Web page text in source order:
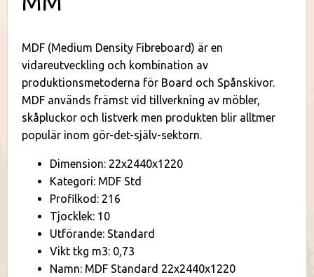
MDF (Medium Density Fibreboard) är en
vidareutveckling och kombination av
produktionsmetoderna för Board och Spånskivor.
MDF används främst vid tillverkning av möbler,
skåpluckor och listverk men produkten blir alltmer
populär inom gör-det-själv-sektorn.
Dimension: 22x2440x1220
Kategori: MDF Std
Profilkod: 216
Tjocklek: 10
Utförande: Standard
Vikt tkg m3: 0,73
Namn: MDF Standard 22x2440x1220